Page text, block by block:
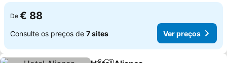
De € 88
Consulte os preços de 7 sites Ver preços